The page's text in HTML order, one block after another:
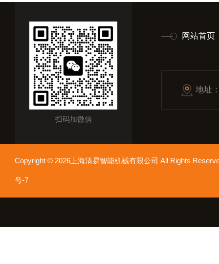
扫码加微信
网站首页
地址
Copyright © 2026上海清易智能机械有限公司 All Rights
号-7